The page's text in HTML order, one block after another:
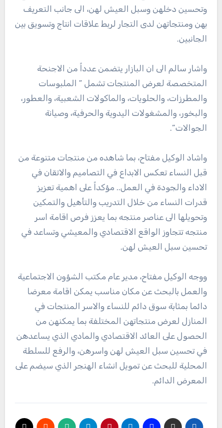
وتحسين دخلهن وسبل العيش لهن، الى جانب التعريف
بهن ومنتجاتهن لدى التجار لربط علاقات انتاج وتسويق بين
الجانبين.
واشار سالم الى ان البازار يتضمن عدداً من الاجنحة
المتخصصة لعرض المنتجات تشمل ” الملبوسات
والمطرزات، والحلويات، والماكولات الشعبية، والعطور،
والبخور، والمشغولات اليدوية والحرفية، وصيانة
الجوالات”.
واشاد الوكيل مفتاح، بما شاهده من منتجات متنوعة من
قبل النساء تعكس الابداع في التصاميم والاتقان في
الاداء والجودة في العمل.. مؤكداً على اهمية تعزيز
قدرات النساء من خلال التدريب والتأهيل والتمكين
وتحويلها الى عناصر منتجه بما يعزز فرص اقامة اسر
منتجه تتجاوز الواقع الاقتصادي والمعيشي وتساعد في
تحسين سبل العيش لهن.
ووجه الوكيل مفتاح، مدير عام مكتب الشؤون الاجتماعية
والعمل بالبحث عن مكان مناسب يمكن اقامة معرضا
دائما بمثابة سوق دائم للنساء والاسر المنتجات في
المنازل لعرض منتجاتهن المختلفة بما يمكنهن من
الحصول على العائد الاقتصادي والمادي الذي يساعدهن
في تحسين سبل العيش لهن واسرهن، والرفع للسلطة
المحلية للبحث عن تمويل انشاء الهنجر الذي سيضم على
المعرض الدائم.